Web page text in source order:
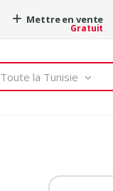
Mettre en vente
Gratuit
Toute la Tunisie